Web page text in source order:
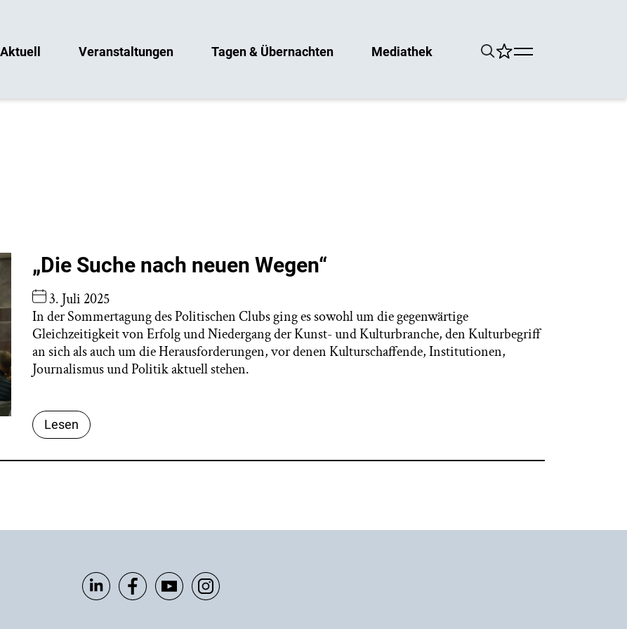
Aktuell Veranstaltungen Tagen & Übernachten Mediathek
„Die Suche nach neuen Wegen“
3. Juli 2025
In der Sommertagung des Politischen Clubs ging es sowohl um die gegenwärtige
Gleichzeitigkeit von Erfolg und Niedergang der Kunst- und Kulturbranche, den Kulturbegriff
an sich als auch um die Herausforderungen, vor denen Kulturschaffende, Institutionen,
Journalismus und Politik aktuell stehen.
Lesen